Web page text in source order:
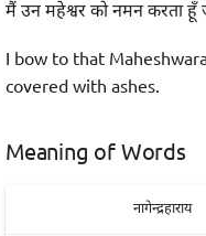
मैं उन महेश्वर को नमन करता हूँ
I bow to that
covered with ashes.
Meaning of Words
नागेन्द्रहाराय